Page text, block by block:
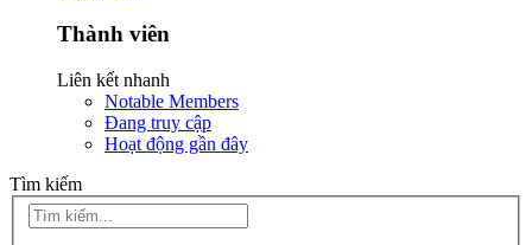
Thành viên
Liên kết nhanh
Notable Members
Đang truy cập
Hoạt động gần đây
Tìm kiếm